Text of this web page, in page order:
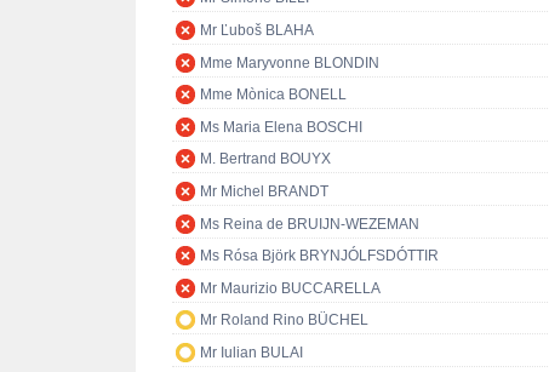
Mr Ľuboš BLAHA
Mme Maryvonne BLONDIN
Mme Mònica BONELL
Ms Maria Elena BOSCHI
M. Bertrand BOUYX
Mr Michel BRANDT
Ms Reina de BRUIJN-WEZEMAN
Ms Rósa Björk BRYNJÓLFSDÓTTIR
Mr Maurizio BUCCARELLA
Mr Roland Rino BÜCHEL
Mr Iulian BULAI